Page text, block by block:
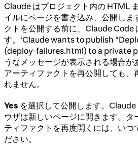
Claude はプロジェクト内の HTML
イルにページを書き込み、公開しま
クトを公開する前に、Claude Code
す。‘Claude wants to publish
(deploy-failures.html) to a private
うなメッセージが表示される場合が
アーティファクトを再公開しても、
れません。
Yes を選択して公開します。Claude
ウザは新しいページに開きます。タ
ティファクトを再度開くには、いつ
ださい。